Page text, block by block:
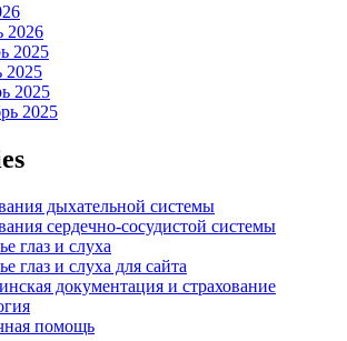
2026
2025
2025
2025
2025
дыхательной системы
сердечно-сосудистой системы
глаз и слуха
глаз и слуха для сайта
документация и страхование
помощь